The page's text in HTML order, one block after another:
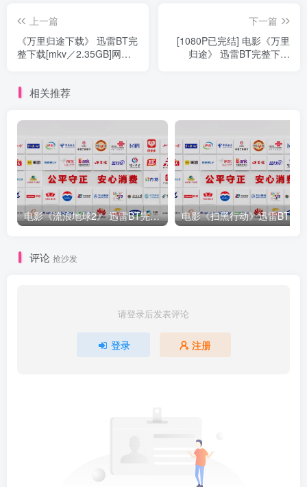
上一篇
《万里归途下载》 迅雷BT完
整下载[mkv／2.35GB]网盘
下一篇
[1080P已完结] 电影《万里
归途》 迅雷BT完整下载
相关推荐
电影《流浪地球2》 迅雷BT完整下载 [1080P已完结] [
评论 抢沙发
请登录后发表评论
登录 注册